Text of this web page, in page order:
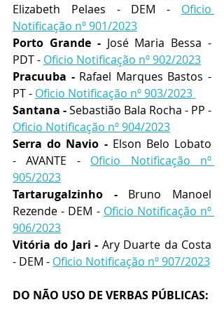
Elizabeth Pelaes - DEM - Oficio
Notificação nº 901/2023
Porto Grande - José Maria Bessa -
PDT - Oficio Notificação nº 902/2023
Pracuuba - Rafael Marques Bastos -
PT - Oficio Notificação nº 903/2023
Santana - Sebastião Bala Rocha -
Oficio Notificação nº 904/2023
Serra do Navio - Elson Belo Lobato
-
AVANTE - Oficio Notificação nº
905/2023
Tartarugalzinho - Bruno Manoel
Rezende - DEM - Oficio Notificação nº
906/2023
Vitória do Jari - Ary Duarte da Costa
- DEM - Oficio Notificação nº 907/2023
DO NÃO USO DE VERBAS PÚBLICAS: